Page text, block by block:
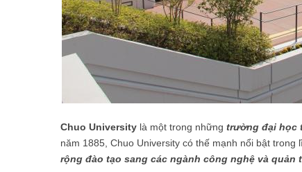
Chuo University là một trong những trường đại học
năm 1885, Chuo University có thế mạnh nổi bật trong
rộng đào tạo sang các ngành công nghệ và quản